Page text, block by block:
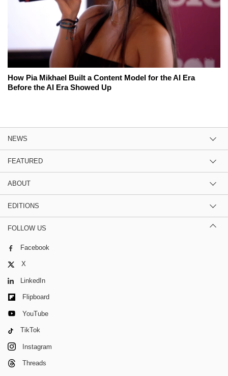
How Pia Mikhael Built a Content Model for the AI Era
Before the AI Era Showed Up
NEWS
FEATURED
ABOUT
EDITIONS
FOLLOW US
Facebook
X
LinkedIn
Flipboard
YouTube
TikTok
Instagram
Threads